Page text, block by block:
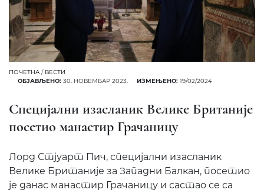
ПОЧЕТНА / ВЕСТИ
ОБЈАВЉЕНО: 30. НОВЕМБАР 2023. ИЗМЕЊЕНО: 19/02/2024
Специјални изасланик Велике Британије
посетио манастир Грачаницу
Лорд Стјуарт Пич, специјални изасланик
Велике Британије за Западни Балкан, посетио
је данас манастир Грачаницу и састао се са